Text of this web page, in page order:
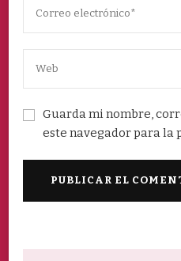
Guarda mi nombre,
este navegador para la